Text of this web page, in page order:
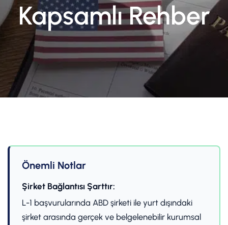
Kapsamlı Rehber
Önemli Notlar
Şirket Bağlantısı Şarttır:
L-1 başvurularında ABD şirketi ile yurt dışındaki
şirket arasında gerçek ve belgelenebilir kurumsal